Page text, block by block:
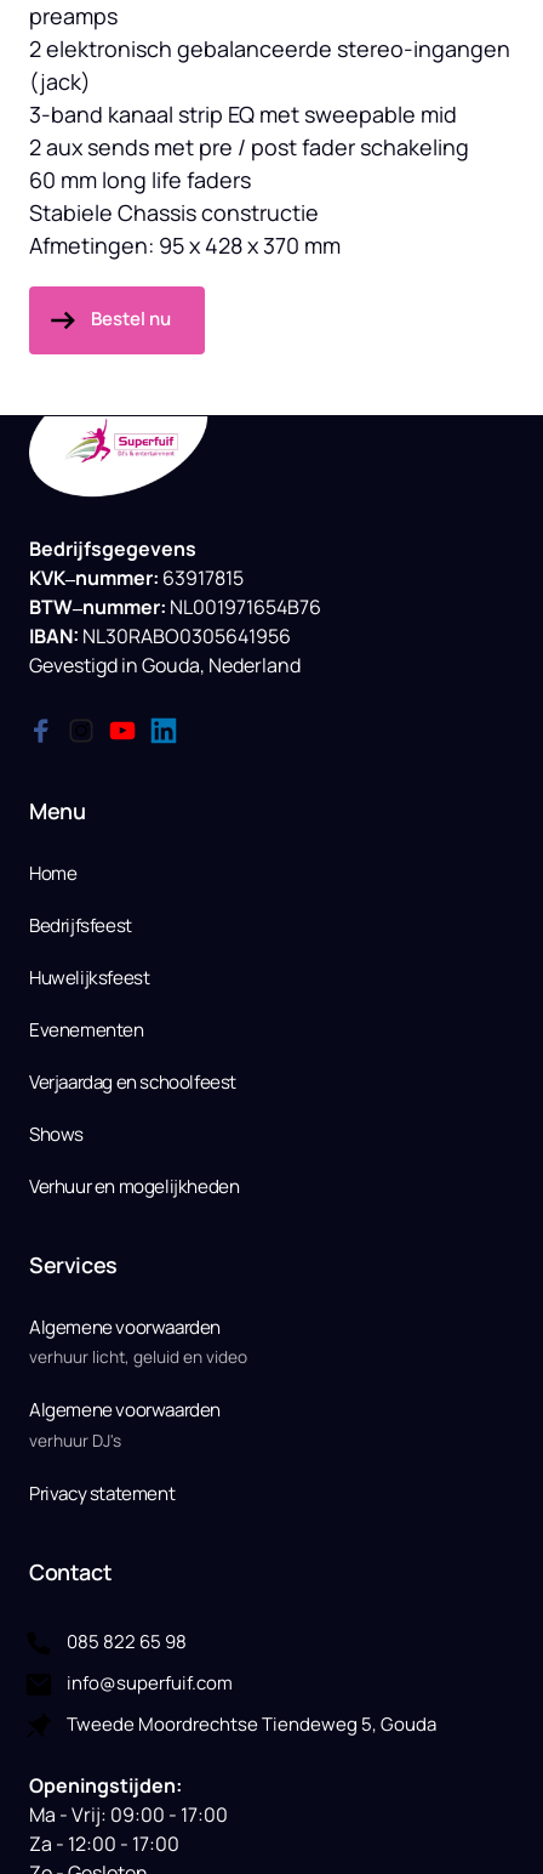
preamps
2 elektronisch gebalanceerde stereo-ingangen
(jack)
3-band kanaal strip EQ met sweepable mid
2 aux sends met pre / post fader schakeling
60 mm long life faders
Stabiele Chassis constructie
Afmetingen: 95 x 428 x 370 mm
Bestel nu
Bedrijfsgegevens
KVK‒nummer:
BTW‒nummer:
IBAN: NL30RABO0305641956
Gevestigd in Gouda, Nederland
Menu
Home
Bedrijfsfeest
Huwelijksfeest
Evenementen
Verjaardag en schoolfeest
Shows
Verhuur en mogelijkheden
Services
Algemene voorwaarden
verhuur licht, geluid en video
Algemene voorwaarden
verhuur DJ's
Privacy statement
Contact
085 822 65 98
info@superfuif.com
Tweede Moordrechtse Tiendeweg 5, Gouda
Openingstijden:
Ma - Vrij: 09:00 - 17:00
Za - 12:00 - 17:00